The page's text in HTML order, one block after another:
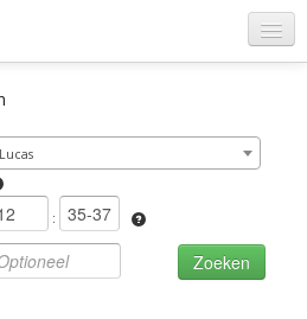
Lucas
: